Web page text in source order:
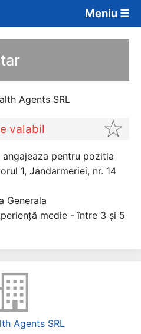
Meniu ☰
Agents SRL
valabil
pentru pozitia
1, Jandarmeriei, nr. 14
Generala
medie - între 3 și 5
Agents SRL